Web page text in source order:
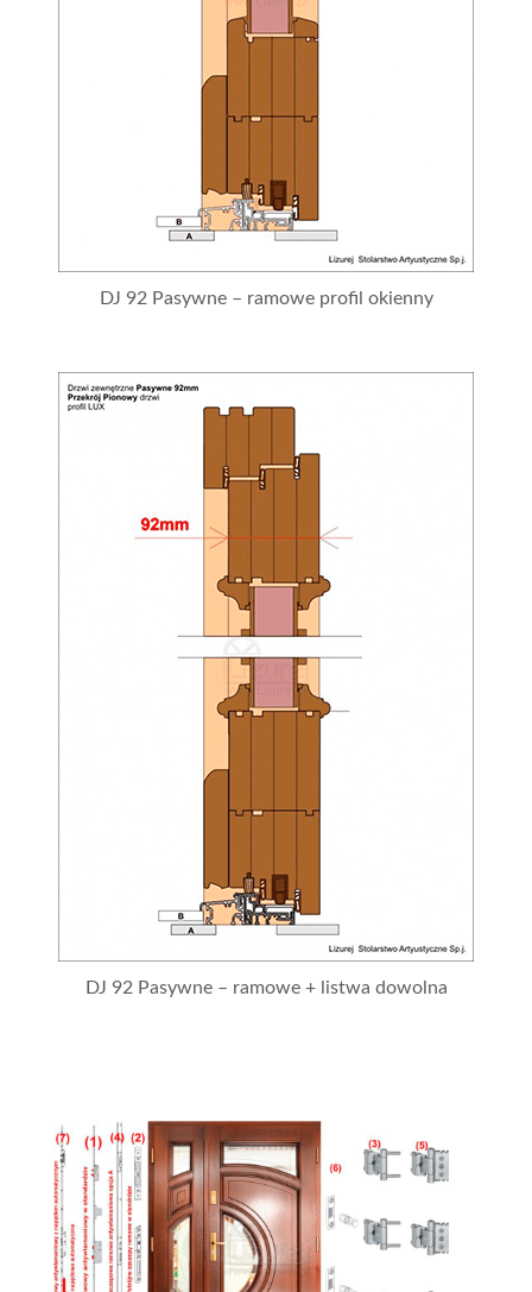
DJ 92 Pasywne – ramowe profil okienny
DJ 92 Pasywne – ramowe + listwa dowolna